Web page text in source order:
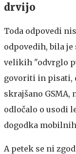
drvijo
Toda odpovedi
odpovedih, bila
velikih "odvrglo
govoriti in pisati,
skrajšano GSMA,
odločalo o usodi
dogodka
A petek se ni